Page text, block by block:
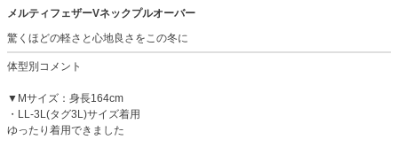
メルティフェザーVネックプルオーバー
驚くほどの軽さと心地良さをこの冬に
体型別コメント
▼Mサイズ：身長164cm
・LL-3L(タグ3L)サイズ着用
ゆったり着用できました